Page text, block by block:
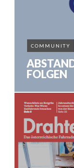
COMMUNITY
FOLGEN